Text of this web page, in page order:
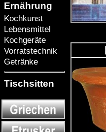
Ernährung
Kochkunst
Lebensmittel
Kochgeräte
Vorratstechnik
Getränke
Tischsitten